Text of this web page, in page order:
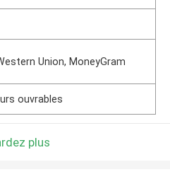
Union, MoneyGram
ouvrables
plus